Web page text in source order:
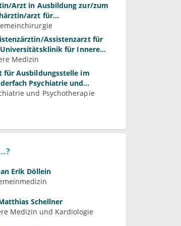
Arzt in Ausbildung zur/zum
arzt für
und
Assistenzarzt für
für Innere
Medizin
für Ausbildungsstelle im
Psychiatrie und
Medizin
d)
und Psychotherapie
Erik Döllein
Schellner
Medizin und Kardiologie